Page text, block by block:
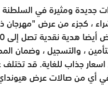
، كجزء من عرض "مهرجان
جذاب للغاية. قد تختلف
أي من صالات عرض